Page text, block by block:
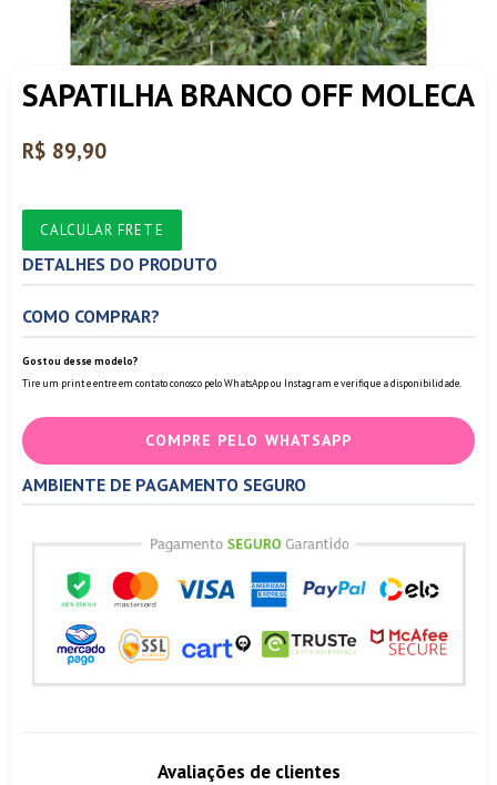
SAPATILHA BRANCO OFF MOLECA
Preço
R$ 89,90
CALCULAR FRETE
DETALHES DO PRODUTO
COMO COMPRAR?
Gostou desse modelo?
Tire um print e entre em contato conosco pelo WhatsApp ou Instagram e verifique a disponibilidade.
COMPRE PELO WHATSAPP
AMBIENTE DE PAGAMENTO SEGURO
Avaliações de clientes